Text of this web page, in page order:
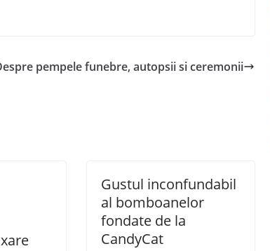
pempele funebre, autopsii si ceremonii
Gustul inconfundabil
al bomboanelor
fondate de la
CandyCat